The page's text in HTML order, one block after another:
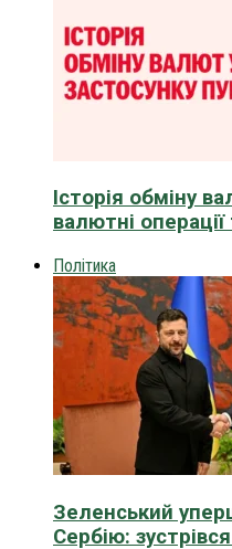
Історія обміну
валютні
Політика
Зеленський
Сербію: